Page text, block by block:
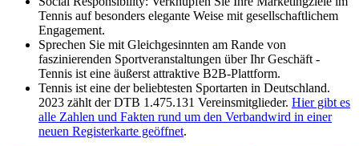
Tennis auf besonders elegante Weise mit gesellschaftlichem
Engagement.
Sprechen Sie mit Gleichgesinnten am Rande von
faszinierenden Sportveranstaltungen über Ihr Geschäft -
Tennis ist eine äußerst attraktive B2B-Plattform.
Tennis ist eine der beliebtesten Sportarten in Deutschland.
2023 zählt der DTB 1.475.131 Vereinsmitglieder. Hier gibt es
alle Zahlen und Fakten rund um den Verbandwird in einer
neuen Registerkarte geöffnet.